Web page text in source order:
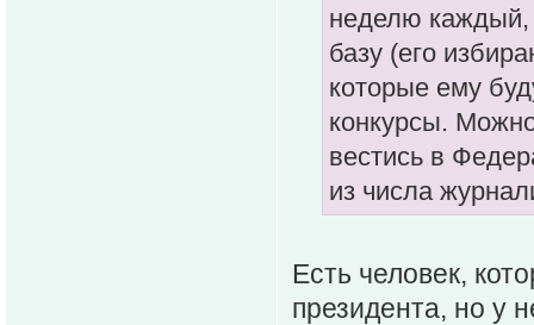
неделю каждый,
базу (его
которые ему
конкурсы.
вестись в
из числа
Есть человек,
президента, но у